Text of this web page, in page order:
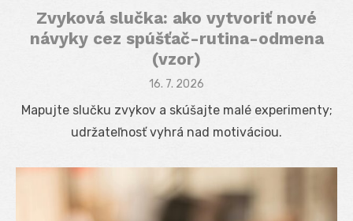
Zvyková slučka: ako vytvoriť nové
návyky cez spúšťač-rutina-odmena
(vzor)
Posted
16. 7. 2026
Mapujte slučku zvykov a skúšajte malé experimenty;
udržateľnosť vyhrá nad motiváciou.